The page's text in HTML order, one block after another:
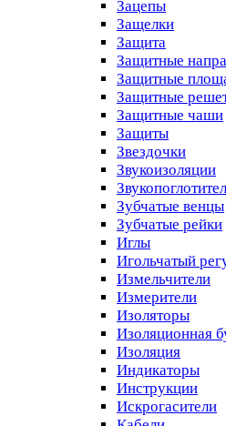
Зацепы
Защелки
Защита
Защитные
Защитные
Защитные
Защитные чаши
Защиты
Звездочки
Звукоизоляции
Зубчатые венцы
Зубчатые рейки
Иглы
Игольчатый
Измельчители
Измерители
Изоляторы
Изоляционная
Изоляция
Индикаторы
Инструкции
Искрогасители